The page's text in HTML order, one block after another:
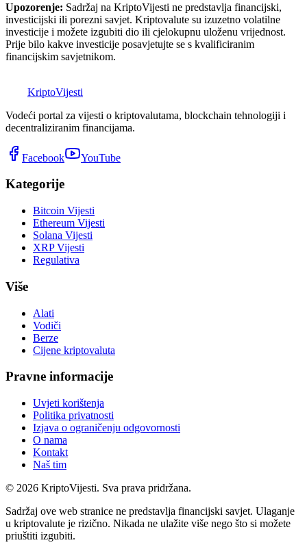
Upozorenje: Sadržaj na KriptoVijesti ne predstavlja financijski,
investicijski ili porezni savjet. Kriptovalute su izuzetno volatilne
investicije i možete izgubiti dio ili cjelokupnu uloženu vrijednost.
Prije bilo kakve investicije posavjetujte se s kvalificiranim
financijskim savjetnikom.
KriptoVijesti
Vodeći portal za vijesti o kriptovalutama, blockchain tehnologiji i
decentraliziranim financijama.
Facebook YouTube
Kategorije
Bitcoin Vijesti
Ethereum Vijesti
Solana Vijesti
XRP Vijesti
Regulativa
Više
Alati
Vodiči
Berze
Cijene kriptovaluta
Pravne informacije
Uvjeti korištenja
Politika privatnosti
Izjava o ograničenju odgovornosti
O nama
Kontakt
Naš tim
© 2026 KriptoVijesti. Sva prava pridržana.
Sadržaj ove web stranice ne predstavlja financijski savjet. Ulaganje
u kriptovalute je rizično. Nikada ne ulažite više nego što si možete
priuštiti izgubiti.